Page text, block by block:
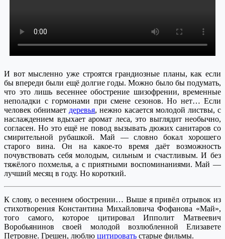
И вот мысленно уже строятся грандиозные планы, как если
бы впереди были ещё долгие годы. Можно было бы подумать,
что это лишь весеннее обострение шизофрении, временные
неполадки с гормонами при смене сезонов. Но нет… Если
человек обнимает деревья, нежно касается молодой листвы, с
наслаждением вдыхает аромат леса, это выглядит необычно,
согласен. Но это ещё не повод вызывать дюжих санитаров со
смирительной рубашкой. Май — словно бокал хорошего
старого вина. Он на какое-то время даёт возможность
почувствовать себя молодым, сильным и счастливым. И без
тяжёлого похмелья, а с приятными воспоминаниями. Май —
лучший месяц в году. Но короткий.
К слову, о весеннем обострении… Выше я привёл отрывок из
стихотворения Константина Михайловича Фофанова «Май»,
того самого, которое цитировал Ипполит Матвеевич
Воробьянинов своей молодой возлюбленной Елизавете
Петровне. Грешен, люблю цитировать старые фильмы.